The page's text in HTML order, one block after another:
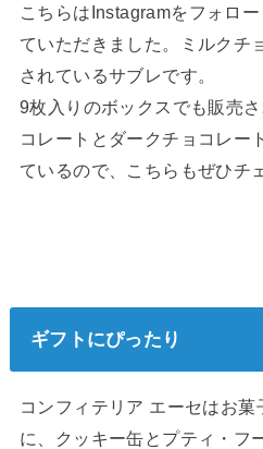
こちらはInstagramをフォロ
ていただきました。ミルクチ
されているサブレです。
9枚入りのボックスでも販売
コレートとダークチョコレー
ているので、こちらもぜひチ
ギフトにぴったり
コンフィテリア エーセはお
に、クッキー缶とプティ・フ